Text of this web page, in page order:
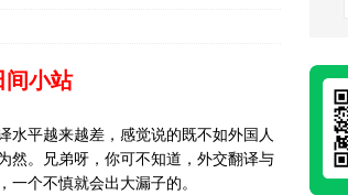
间小站
水平越来越差，感觉说的既不如外国人
然。兄弟呀，你可不知道，外交翻译与
个不慎就会出大漏子的。